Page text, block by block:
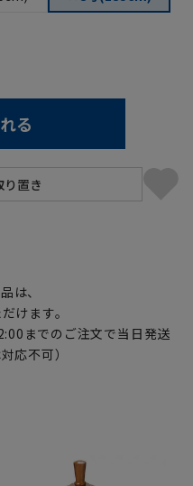
る
は、
けます。
までのご注文で当日発送
応不可）